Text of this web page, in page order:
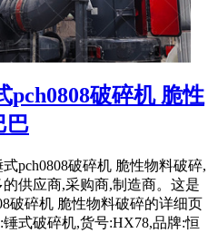
pch0808破碎机 脆性
巴
pch0808破碎机 脆性物料破碎,
供应商,采购商,制造商。这是
破碎机 脆性物料破碎的详细页
式破碎机,货号:HX78,品牌:恒